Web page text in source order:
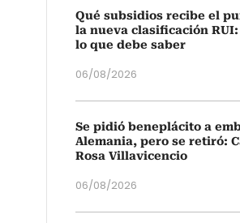
Qué subsidios recibe el
la nueva clasificación
lo que debe saber
06/08/2026
Se pidió beneplácito a
Alemania, pero se retiró:
Rosa Villavicencio
06/08/2026